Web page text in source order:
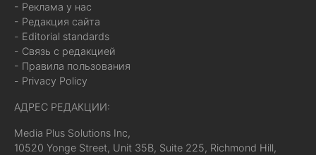
- Реклама у нас
- Редакция сайта
- Editorial standards
- Связь с редакцией
- Правила пользования
- Privacy Policy
АДРЕС РЕДАКЦИИ:
Media Plus Solutions Inc,
10520 Yonge Street, Unit 35B, Suite 225, Richmond Hill,